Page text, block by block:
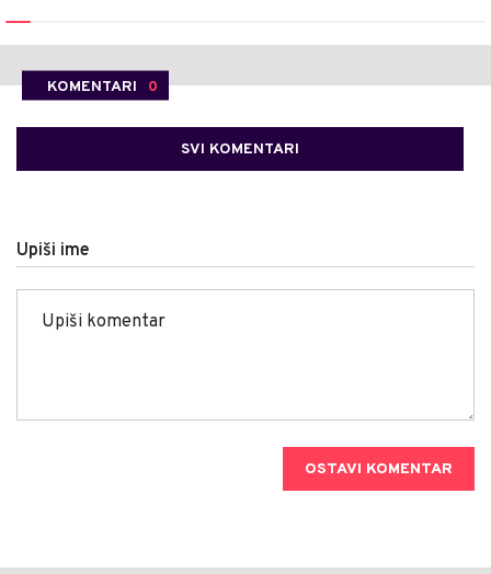
KOMENTARI 0
SVI KOMENTARI
Upiši ime
OSTAVI KOMENTAR